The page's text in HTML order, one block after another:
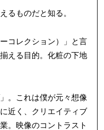
るものだと知る。
コレクション）」と言
える目的。化粧の下地
。これは僕が元々想像
近く、クリエイティブ
。映像のコントラスト